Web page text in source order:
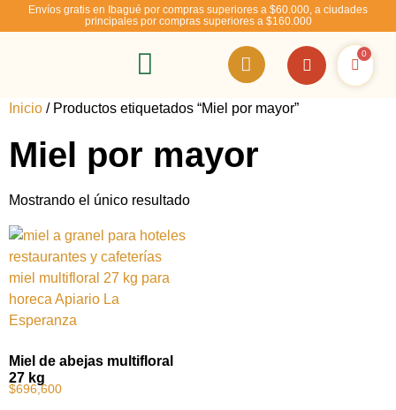
Envíos gratis en Ibagué por compras superiores a $60.000, a ciudades
principales por compras superiores a $160.000
0
Inicio / Productos etiquetados “Miel por mayor”
Miel por mayor
Mostrando el único resultado
Miel de abejas multifloral
27 kg
$696,600